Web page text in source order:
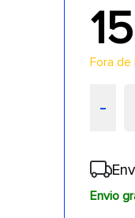
Fora
-
Envio